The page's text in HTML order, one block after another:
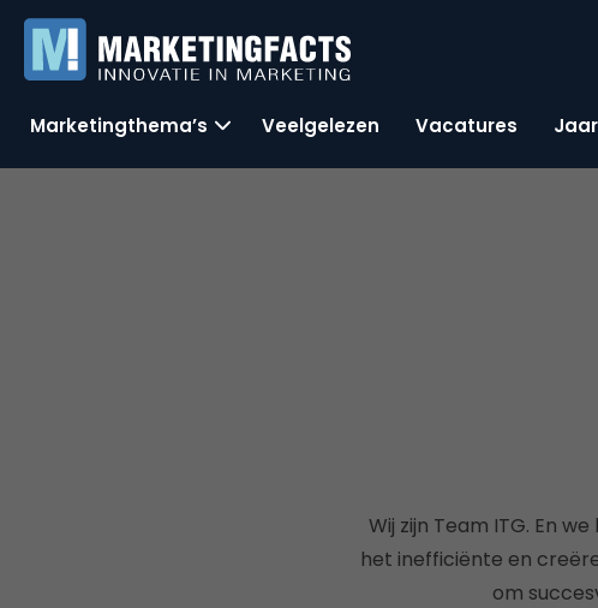
Marketingthema’s Veelgelezen Vacatures
Wij zijn Team ITG. En
het inefficiënte en
om